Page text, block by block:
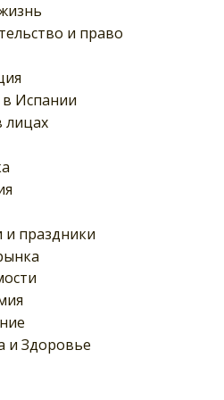
и право
Испании
лицах
праздники
и Здоровье